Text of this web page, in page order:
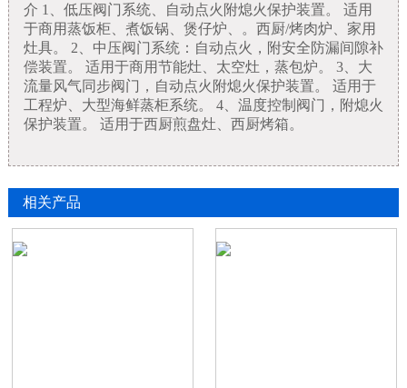
介 1、低压阀门系统、自动点火附熄火保护装置。 适用
于商用蒸饭柜、煮饭锅、煲仔炉、。西厨/烤肉炉、家用
灶具。 2、中压阀门系统：自动点火，附安全防漏间隙补
偿装置。 适用于商用节能灶、太空灶，蒸包炉。 3、大
流量风气同步阀门，自动点火附熄火保护装置。 适用于
工程炉、大型海鲜蒸柜系统。 4、温度控制阀门，附熄火
保护装置。 适用于西厨煎盘灶、西厨烤箱。
相关产品